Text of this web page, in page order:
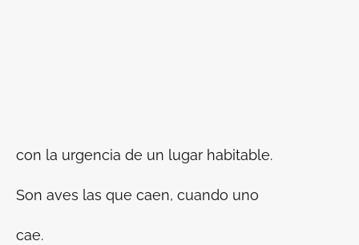
con la urgencia de un lugar habitable.
Son aves las que caen, cuando uno
cae.